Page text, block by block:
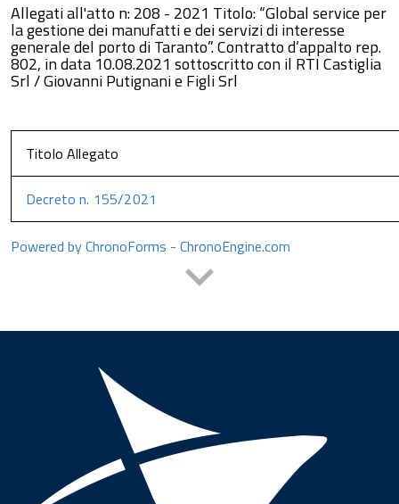
Allegati all'atto n: 208 - 2021 Titolo: “Global service per
la gestione dei manufatti e dei servizi di interesse
generale del porto di Taranto”. Contratto d’appalto rep.
802, in data 10.08.2021 sottoscritto con il RTI Castiglia
Srl / Giovanni Putignani e Figli Srl
Titolo Allegato
Decreto n. 155/2021
Powered by ChronoForms - ChronoEngine.com